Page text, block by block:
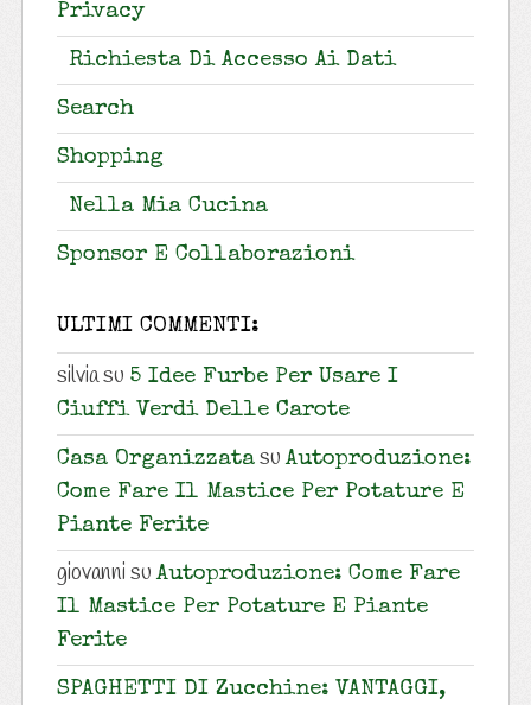
Privacy
Richiesta Di Accesso Ai Dati
Search
Shopping
Nella Mia Cucina
Sponsor E Collaborazioni
ULTIMI COMMENTI:
silviasu 5 Idee Furbe Per Usare I
Ciuffi Verdi Delle Carote
Casa OrganizzatasuAutoproduzione:
Come Fare Il Mastice Per Potature E
Piante Ferite
giovannisuAutoproduzione: Come Fare
Il Mastice Per Potature E Piante
Ferite
SPAGHETTI DI Zucchine: VANTAGGI,